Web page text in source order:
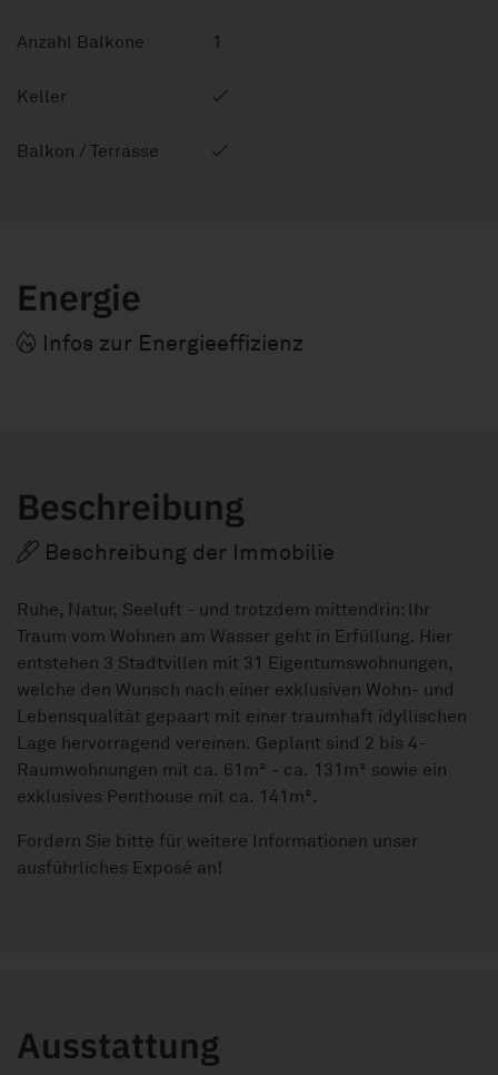
Anzahl Balkone 1
Keller
Balkon / Terrasse
Energie
Infos zur Energieeffizienz
Beschreibung
Beschreibung der Immobilie
Ruhe, Natur, Seeluft - und trotzdem mittendrin: lhr
Traum vom Wohnen am Wasser geht in Erfüllung. Hier
entstehen 3 Stadtvillen mit 31 Eigentumswohnungen,
welche den Wunsch nach einer exklusiven Wohn- und
Lebensqualität gepaart mit einer traumhaft idyllischen
Lage hervorragend vereinen. Geplant sind 2 bis 4-
Raumwohnungen mit ca. 61m² - ca. 131m² sowie ein
exklusives Penthouse mit ca. 141m².
Fordern Sie bitte für weitere Informationen unser
ausführliches Exposé an!
Ausstattung